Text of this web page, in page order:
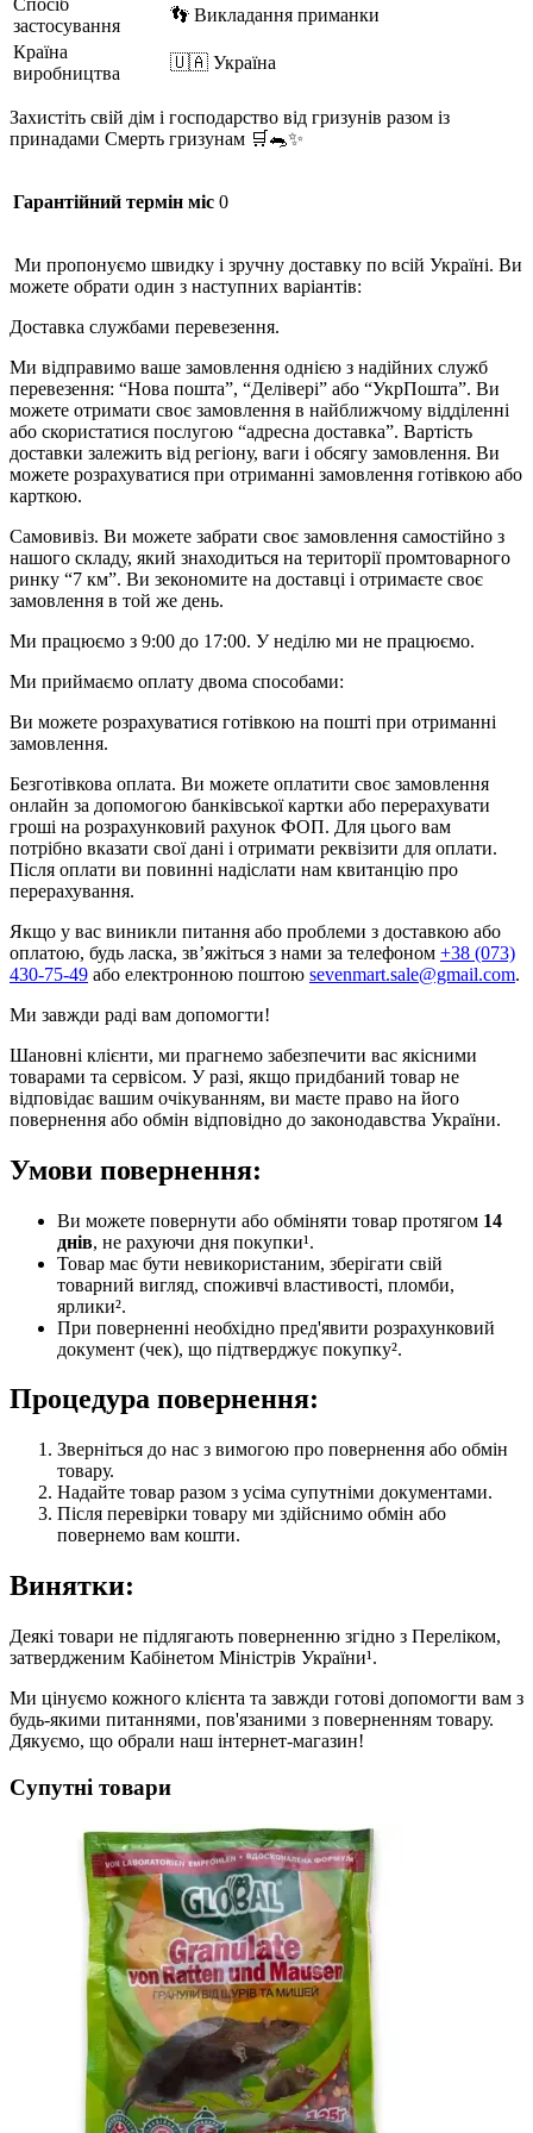
застосування
👣 Викладання приманки
Країна
виробництва
🇺🇦 Україна
Захистіть свій дім і господарство від гризунів разом із
принадами Смерть гризунам 🛒🐀✨
Гарантійний термін міс 0
Ми пропонуємо швидку і зручну доставку по всій Україні. Ви
можете обрати один з наступних варіантів:
Доставка службами перевезення.
Ми відправимо ваше замовлення однією з надійних служб
перевезення: “Нова пошта”, “Делівері” або “УкрПошта”. Ви
можете отримати своє замовлення в найближчому відділенні
або скористатися послугою “адресна доставка”. Вартість
доставки залежить від регіону, ваги і обсягу замовлення. Ви
можете розрахуватися при отриманні замовлення готівкою або
карткою.
Самовивіз. Ви можете забрати своє замовлення самостійно з
нашого складу, який знаходиться на території промтоварного
ринку “7 км”. Ви зекономите на доставці і отримаєте своє
замовлення в той же день.
Ми працюємо з 9:00 до 17:00. У неділю ми не працюємо.
Ми приймаємо оплату двома способами:
Ви можете розрахуватися готівкою на пошті при отриманні
замовлення.
Безготівкова оплата. Ви можете оплатити своє замовлення
онлайн за допомогою банківської картки або перерахувати
гроші на розрахунковий рахунок ФОП. Для цього вам
потрібно вказати свої дані і отримати реквізити для оплати.
Після оплати ви повинні надіслати нам квитанцію про
перерахування.
Якщо у вас виникли питання або проблеми з доставкою або
оплатою, будь ласка, зв’яжіться з нами за телефоном +38 (073)
430-75-49 або електронною поштою sevenmart.sale@gmail.com.
Ми завжди раді вам допомогти!
Шановні клієнти, ми прагнемо забезпечити вас якісними
товарами та сервісом. У разі, якщо придбаний товар не
відповідає вашим очікуванням, ви маєте право на його
повернення або обмін відповідно до законодавства України.
Умови повернення:
Ви можете повернути або обміняти товар протягом 14
днів, не рахуючи дня покупки¹.
Товар має бути невикористаним, зберігати свій
товарний вигляд, споживчі властивості, пломби,
ярлики².
При поверненні необхідно пред'явити розрахунковий
документ (чек), що підтверджує покупку².
Процедура повернення:
Зверніться до нас з вимогою про повернення або обмін
товару.
Надайте товар разом з усіма супутніми документами.
Після перевірки товару ми здійснимо обмін або
повернемо вам кошти.
Винятки:
Деякі товари не підлягають поверненню згідно з Переліком,
затвердженим Кабінетом Міністрів України¹.
Ми цінуємо кожного клієнта та завжди готові допомогти вам з
будь-якими питаннями, пов'язаними з поверненням товару.
Дякуємо, що обрали наш інтернет-магазин!
Супутні товари